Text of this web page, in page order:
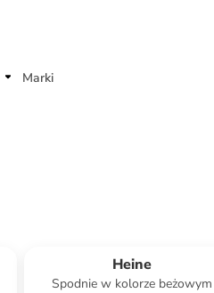
Marki
Heine
Spodnie w kolorze beżowym